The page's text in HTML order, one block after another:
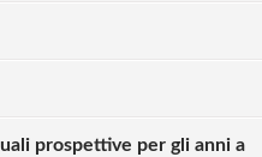
prospettive per gli anni a
o di ordinamenti, che
o trentini sono al
Serve la capacità di